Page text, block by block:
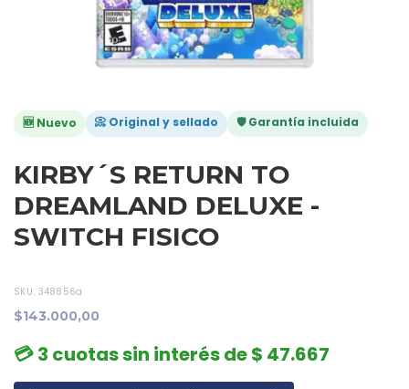
🆕 Nuevo 📀 Original y sellado 🛡️ Garantía incluida
KIRBY´S RETURN TO
DREAMLAND DELUXE -
SWITCH FISICO
SKU: 348856a
$143.000,00
💳 3 cuotas sin interés de $ 47.667